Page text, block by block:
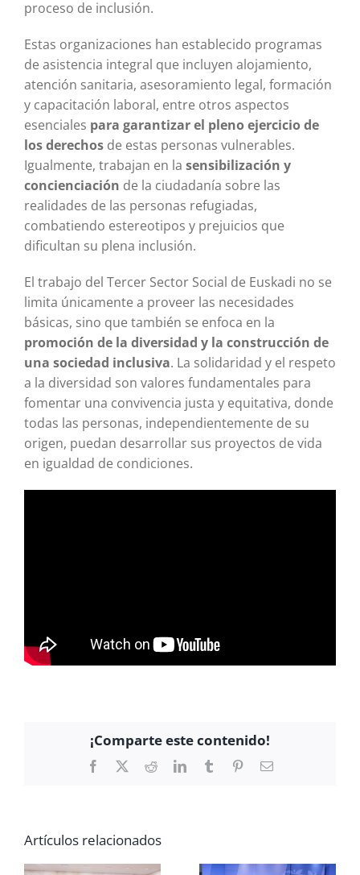
proceso de inclusión.
Estas organizaciones han establecido programas
de asistencia integral que incluyen alojamiento,
atención sanitaria, asesoramiento legal, formación
y capacitación laboral, entre otros aspectos
esenciales para garantizar el pleno ejercicio de
los derechos de estas personas vulnerables.
Igualmente, trabajan en la sensibilización y
concienciación de la ciudadanía sobre las
realidades de las personas refugiadas,
combatiendo estereotipos y prejuicios que
dificultan su plena inclusión.
El trabajo del Tercer Sector Social de Euskadi no se
limita únicamente a proveer las necesidades
básicas, sino que también se enfoca en la
promoción de la diversidad y la construcción de
una sociedad inclusiva. La solidaridad y el respeto
a la diversidad son valores fundamentales para
fomentar una convivencia justa y equitativa, donde
todas las personas, independientemente de su
origen, puedan desarrollar sus proyectos de vida
en igualdad de condiciones.
¡Comparte este contenido!
Facebook RedditLinkedInTumblr PinterestCorreo
Artículos relacionados